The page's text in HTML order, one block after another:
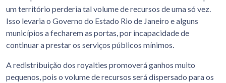
um território perderia tal volume de recursos de uma só vez.
Isso levaria o Governo do Estado Rio de Janeiro e alguns
municípios a fecharem as portas, por incapacidade de
continuar a prestar os serviços públicos mínimos.
A redistribuição dos royalties promoverá ganhos muito
pequenos, pois o volume de recursos será dispersado para os